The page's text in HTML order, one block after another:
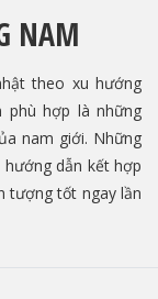
NAM
theo xu hướng
phù hợp là những
nam giới. Những
dẫn kết hợp
tượng tốt ngay lần